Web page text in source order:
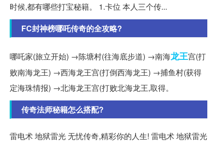
时候,都有哪些打宝秘籍。 1.卡位 本人三个传...
FC封神榜哪吒传奇的全攻略?
哪吒家(旅立开始) →陈塘村(往海底步道) →南海龙王宫(打
败南海龙王) →西海龙王宫(打倒西海龙王) →捕鱼村(获得
定海珠情报) →北海龙王宫(打败北海龙王,取得。
传奇法师秘籍怎么搭配?
雷电术 地狱雷光 无忧传奇,精彩你的人生! 雷电术 地狱雷光